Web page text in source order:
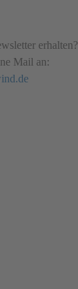
erhalten?
Mail an: